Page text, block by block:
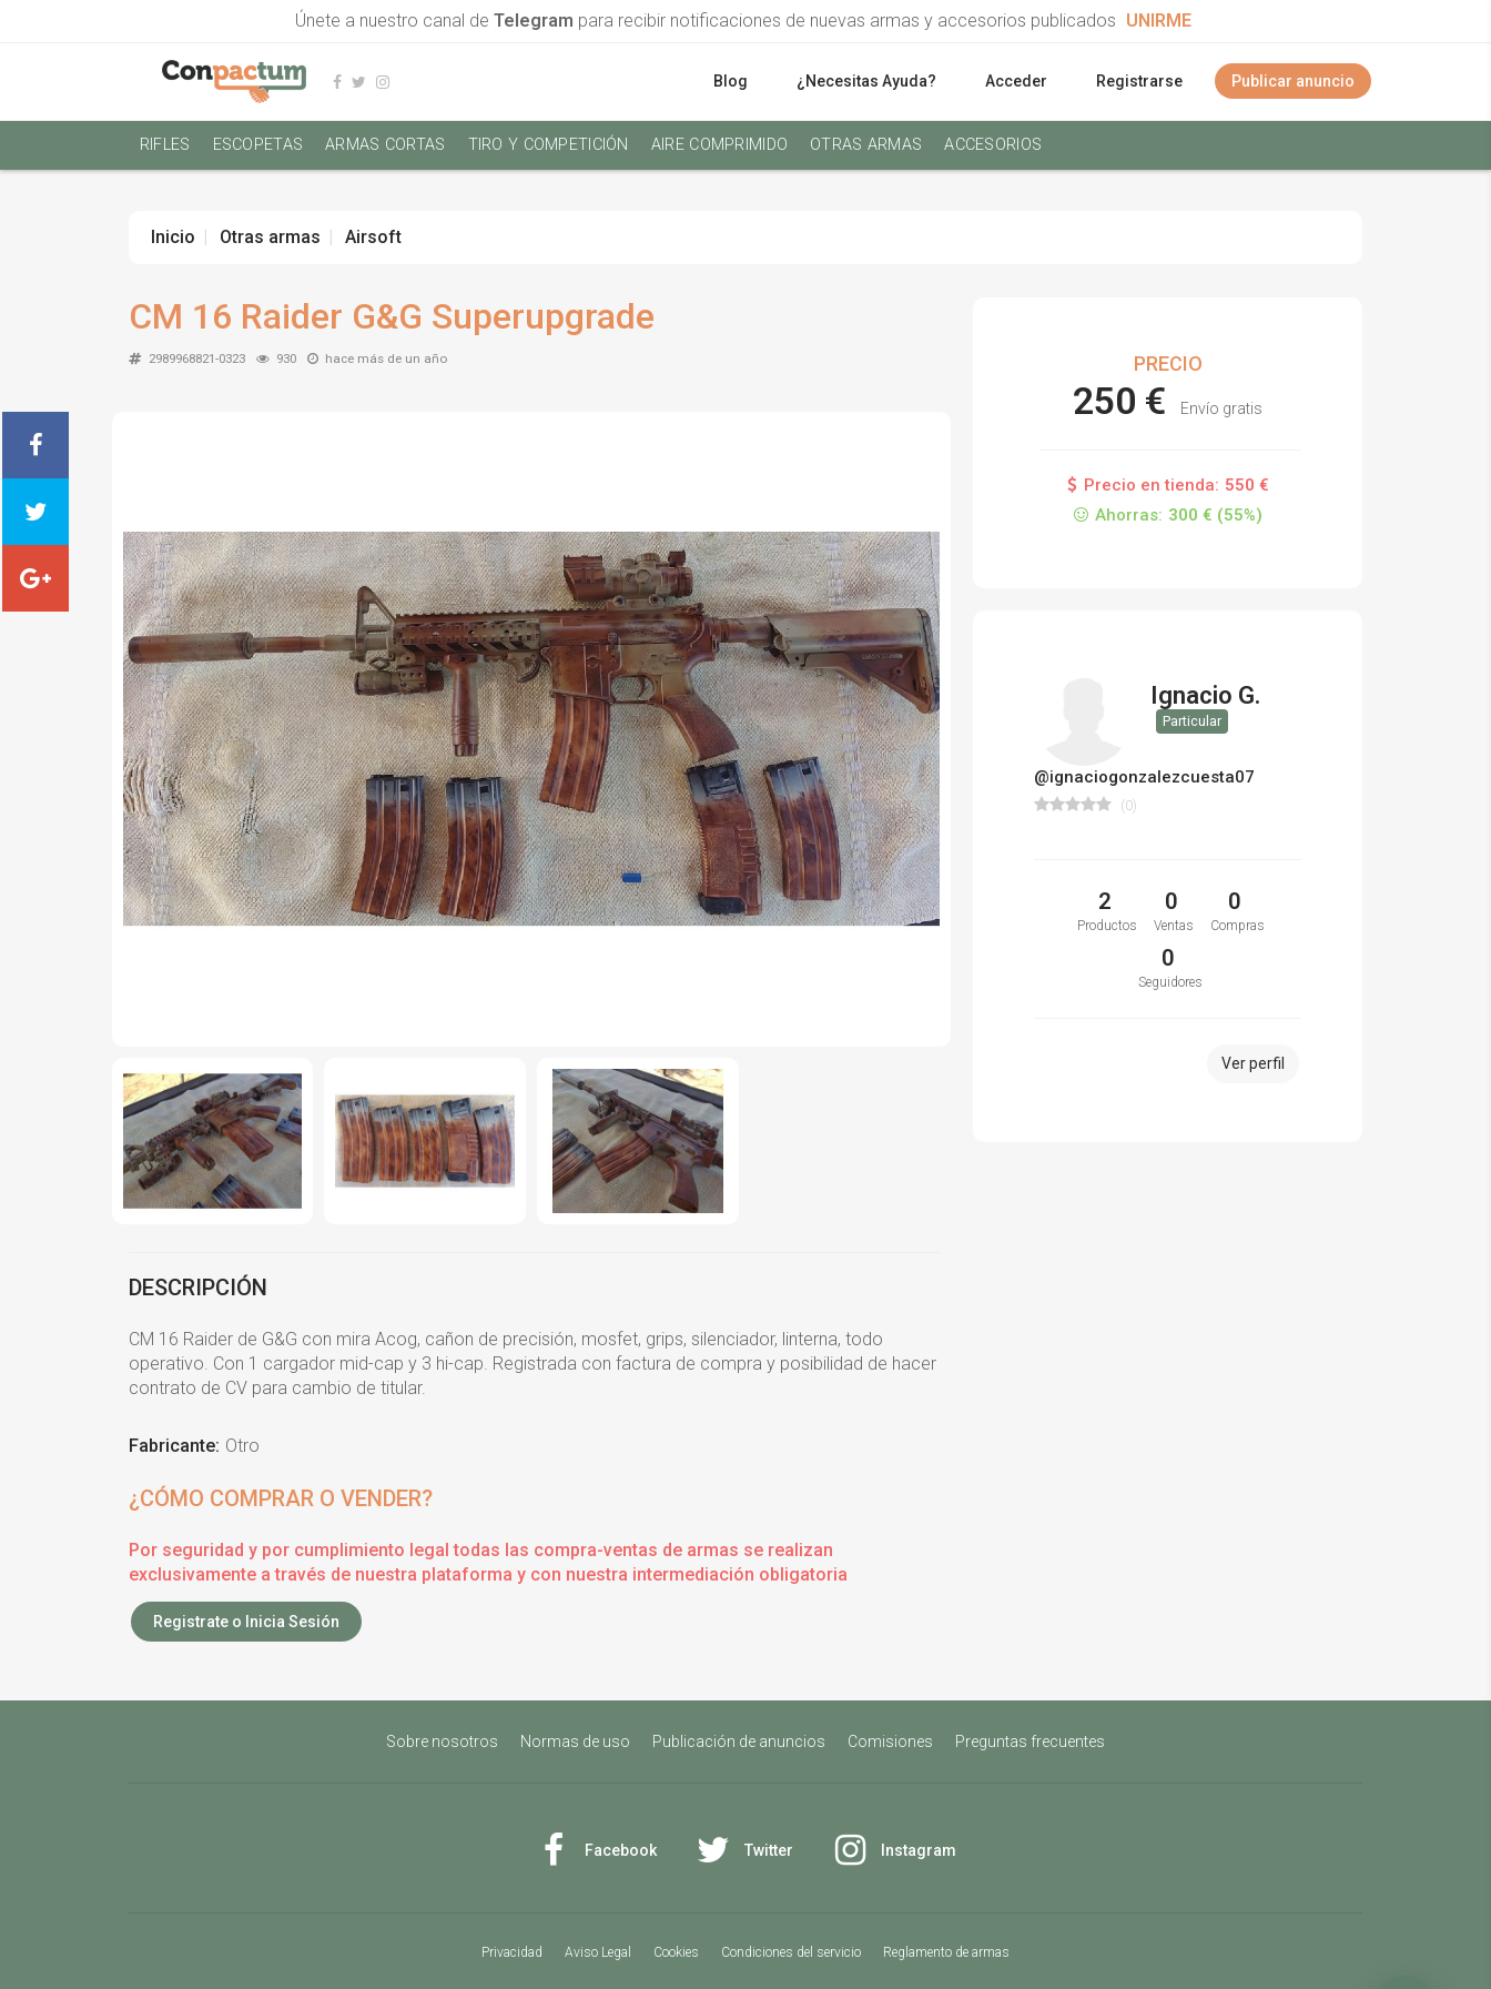
Únete a nuestro canal de Telegram para recibir notificaciones de nuevas armas y accesorios publicados UNIRME
Blog ¿Necesitas Ayuda? Acceder Registrarse Publicar anuncio
RIFLES ESCOPETAS ARMAS CORTAS TIRO Y COMPETICIÓN AIRE COMPRIMIDO OTRAS ARMAS ACCESORIOS
Inicio Otras armas Airsoft
CM 16 Raider G&G Superupgrade
2989968821-0323 930 hace más de un año
DESCRIPCIÓN
CM 16 Raider de G&G con mira Acog, cañon de precisión, mosfet, grips, silenciador, linterna, todo
operativo. Con 1 cargador mid-cap y 3 hi-cap. Registrada con factura de compra y posibilidad de hacer
contrato de CV para cambio de titular.
Fabricante: Otro
¿CÓMO COMPRAR O VENDER?
Por seguridad y por cumplimiento legal todas las compra-ventas de armas se realizan
exclusivamente a través de nuestra plataforma y con nuestra intermediación obligatoria
Registrate o Inicia Sesión
PRECIO
250 € Envío gratis
Precio en tienda: 550 €
Ahorras: 300 € (55%)
Ignacio G.
Particular
@ignaciogonzalezcuesta07
(0)
2
Productos
0
Ventas
0
Compras
0
Seguidores
Ver perfil
Sobre nosotros Normas de uso Publicación de anuncios Comisiones Preguntas frecuentes
Facebook Twitter Instagram
Privacidad Aviso Legal Cookies Condiciones del servicio Reglamento de armas